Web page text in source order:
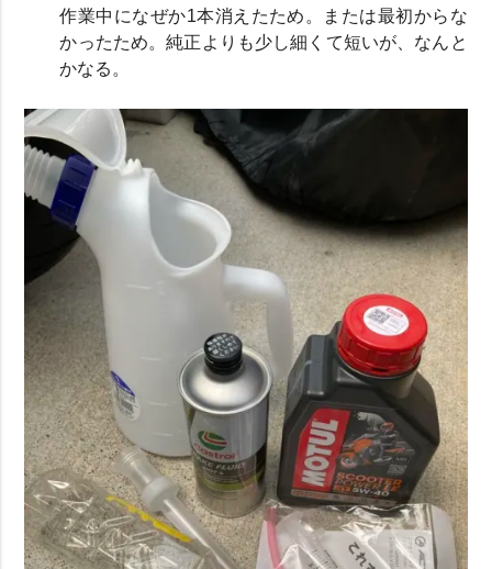
作業中になぜか1本消えたため。または最初からな
かったため。純正よりも少し細くて短いが、なんと
かなる。